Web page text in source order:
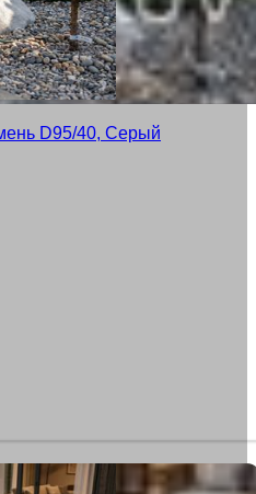
D95/40, Серый